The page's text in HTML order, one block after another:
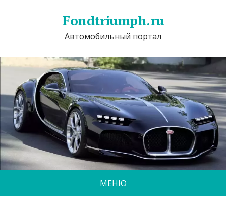
Fondtriumph.ru
Автомобильный портал
МЕНЮ